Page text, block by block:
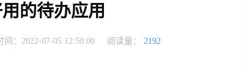
的待办应用
间：2022-07-05 12:50:00 阅读量： 2192